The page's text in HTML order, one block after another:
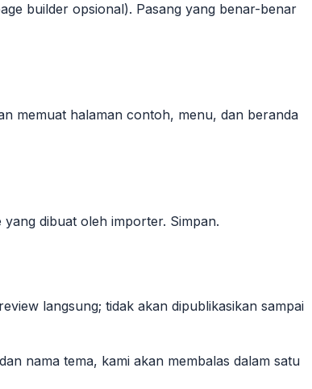
builder opsional). Pasang yang benar-benar
memuat halaman contoh, menu, dan beranda
yang dibuat oleh importer. Simpan.
langsung; tidak akan dipublikasikan sampai
nama tema, kami akan membalas dalam satu